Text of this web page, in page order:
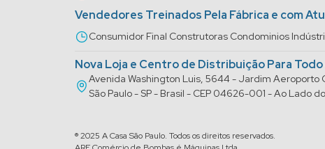
Vendedores Treinados Pela Fábrica e com
Consumidor Final Construtoras Condominios
Nova Loja e Centro de Distribuição Para
Avenida Washington Luis, 5644 - Jardim Aeroporto
São Paulo - SP - Brasil - CEP 04626-001 - Ao Lado
® 2025 A Casa São Paulo. Todos os direitos reservados.